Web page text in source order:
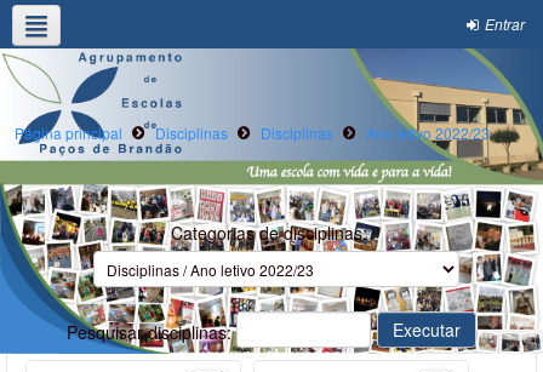
Entrar
Agrupamento Oferta Formativa
Clubes e Projetos
Página principal Disciplinas Disciplinas Ano letivo 2022/23
Categorias de disciplinas:
Pesquisar disciplinas: